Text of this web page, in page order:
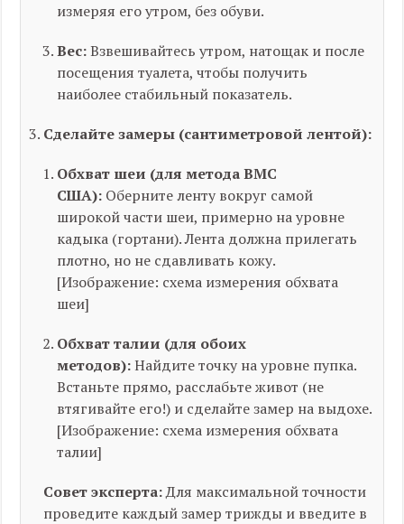
измеряя его утром, без обуви.
Вес:Взвешивайтесь утром, натощак и после
посещения туалета, чтобы получить
наиболее стабильный показатель.
Сделайте замеры (сантиметровой лентой):
Обхват шеи (для метода ВМС
США): Оберните ленту вокруг самой
широкой части шеи, примерно на уровне
кадыка (гортани). Лента должна прилегать
плотно, но не сдавливать кожу.
[Изображение: схема измерения обхвата
шеи]
Обхват талии (для обоих
методов):Найдите точку на уровне пупка.
Встаньте прямо, расслабьте живот (не
втягивайте его!) и сделайте замер на выдохе.
[Изображение: схема измерения обхвата
талии]
Совет эксперта:Для максимальной точности
проведите каждый замер трижды и введите в